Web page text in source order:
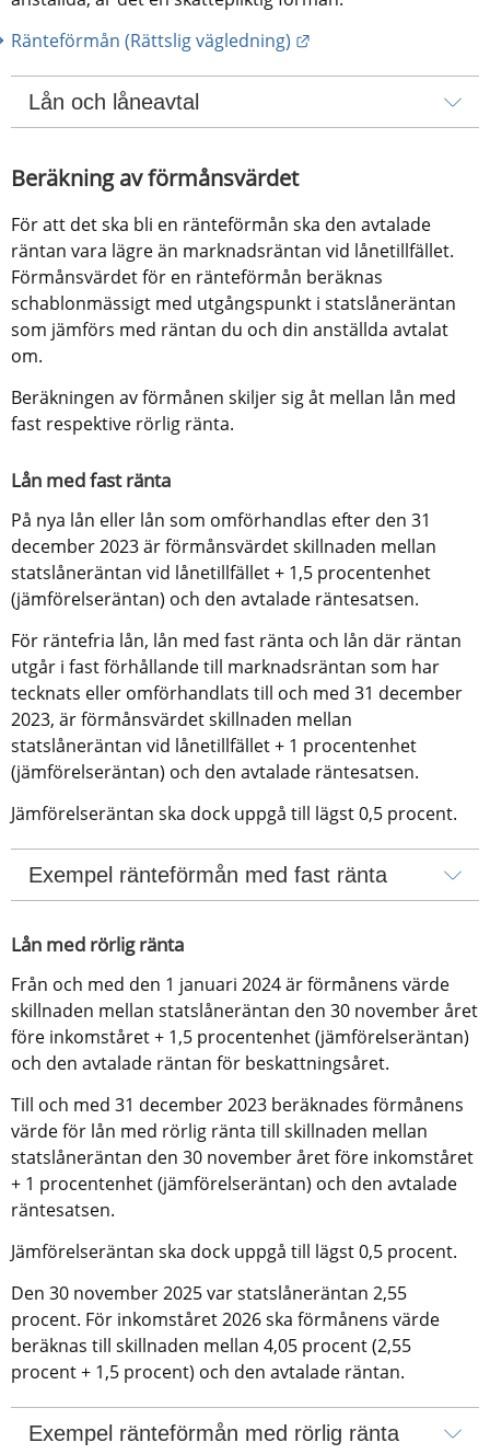
Ränteförmån (Rättslig vägledning)
Lån och låneavtal
Beräkning av förmånsvärdet
För att det ska bli en ränteförmån ska den avtalade
räntan vara lägre än marknadsräntan vid lånetillfället.
Förmånsvärdet för en ränteförmån beräknas
schablonmässigt med utgångspunkt i statslåneräntan
som jämförs med räntan du och din anställda avtalat
om.
Beräkningen av förmånen skiljer sig åt mellan lån med
fast respektive rörlig ränta.
Lån med fast ränta
På nya lån eller lån som omförhandlas efter den 31
december 2023 är förmånsvärdet skillnaden mellan
statslåneräntan vid lånetillfället + 1,5 procentenhet
(jämförelseräntan) och den avtalade räntesatsen.
För räntefria lån, lån med fast ränta och lån där räntan
utgår i fast förhållande till marknadsräntan som har
tecknats eller omförhandlats till och med 31 december
2023, är förmånsvärdet skillnaden mellan
statslåneräntan vid lånetillfället + 1 procentenhet
(jämförelseräntan) och den avtalade räntesatsen.
Jämförelseräntan ska dock uppgå till lägst 0,5 procent.
Exempel ränteförmån med fast ränta
Lån med rörlig ränta
Från och med den 1 januari 2024 är förmånens värde
skillnaden mellan statslåneräntan den 30 november året
före inkomståret + 1,5 procentenhet (jämförelseräntan)
och den avtalade räntan för beskattningsåret.
Till och med 31 december 2023 beräknades förmånens
värde för lån med rörlig ränta till skillnaden mellan
statslåneräntan den 30 november året före inkomståret
+ 1 procentenhet (jämförelseräntan) och den avtalade
räntesatsen.
Jämförelseräntan ska dock uppgå till lägst 0,5 procent.
Den 30 november 2025 var statslåneräntan 2,55
procent. För inkomståret 2026 ska förmånens värde
beräknas till skillnaden mellan 4,05 procent (2,55
procent + 1,5 procent) och den avtalade räntan.
Exempel ränteförmån med rörlig ränta